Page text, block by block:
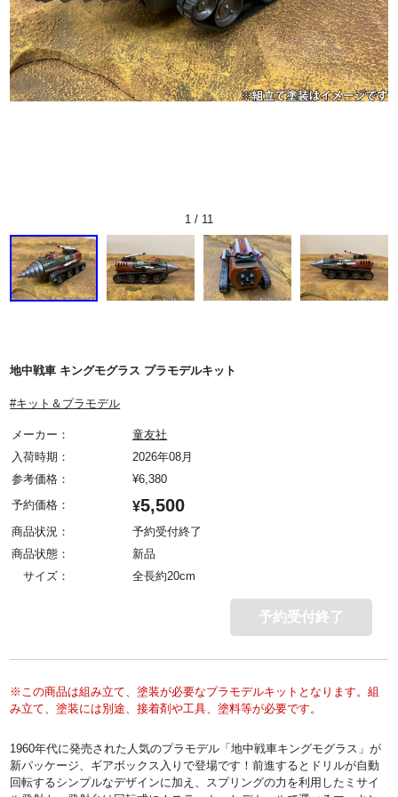
1 / 11
地中戦車 キングモグラス プラモデルキット
#キット＆プラモデル
メーカー：
童友社
入荷時期：
2026年08月
参考価格：
¥6,380
予約価格：
¥5,500
商品状況：
予約受付終了
商品状態：
新品
サイズ：
全長約20cm
予約受付終了
※この商品は組み立て、塗装が必要なプラモデルキットとなります。組
み立て、塗装には別途、接着剤や工具、塗料等が必要です。
1960年代に発売された人気のプラモデル「地中戦車キングモグラス」が
新パッケージ、ギアボックス入りで登場です！前進するとドリルが自動
回転するシンプルなデザインに加え、スプリングの力を利用したミサイ